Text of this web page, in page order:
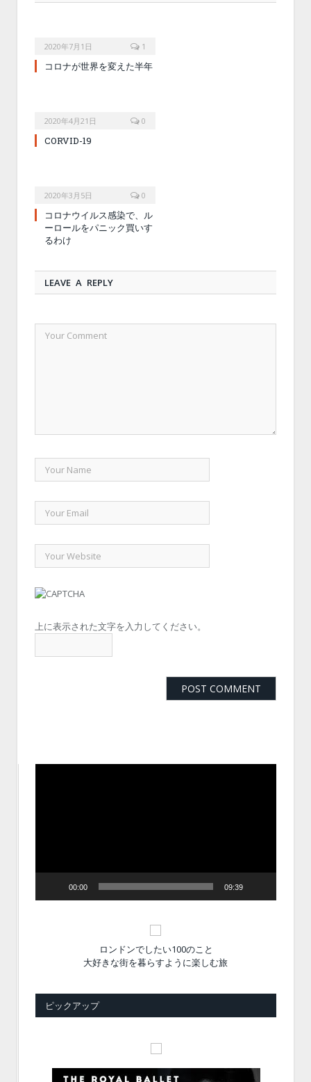
2020年7月1日 1
コロナが世界を変えた半年
2020年4月21日 0
CORVID-19
2020年3月5日 0
コロナウイルス感染で、ル
ーロールをパニック買いす
るわけ
LEAVE A REPLY
上に表示された文字を入力してください。
00:00 09:39
ロンドンでしたい100のこと
大好きな街を暮らすように楽しむ旅
ピックアップ